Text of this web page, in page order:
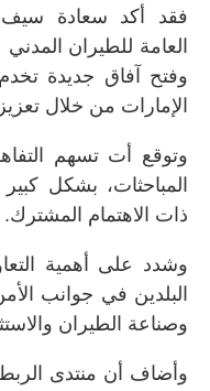
فقد أكد سعادة
العامة للطيران
وفتح آفاق جديدة
الإمارات من خلال
وتوقع أت تسهم
المباحثات، بشكل
ذات الاهتمام المشترك.
وشدد على أهمية
البلدين في جوانب
وصناعة الطيران
وأضاف أن منتدى الربط